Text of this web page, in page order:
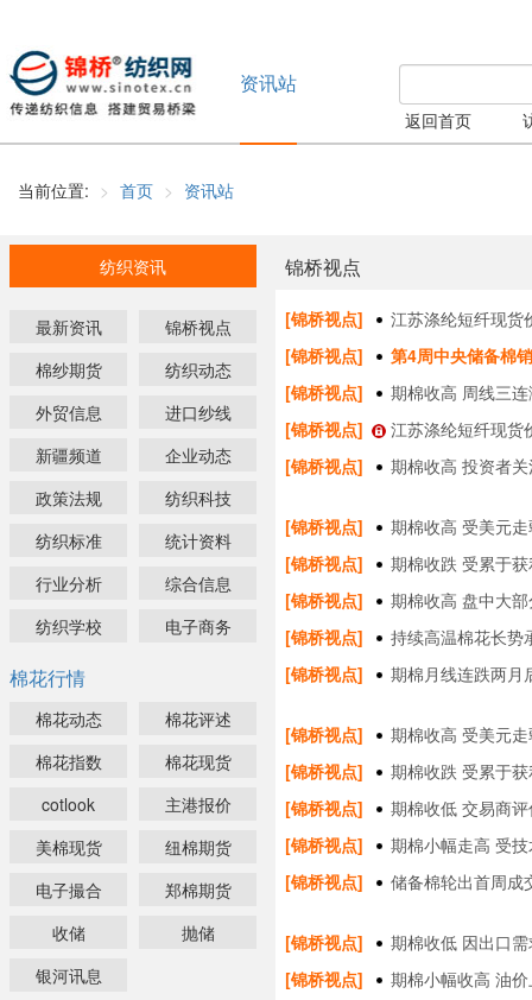
资讯站
返回首页
当前位置: 首页 资讯站
纺织资讯
最新资讯
锦桥视点
棉纱期货
纺织动态
外贸信息
进口纱线
新疆频道
企业动态
政策法规
纺织科技
纺织标准
统计资料
行业分析
综合信息
纺织学校
电子商务
棉花行情
棉花动态
棉花评述
棉花指数
棉花现货
cotlook
主港报价
美棉现货
纽棉期货
电子撮合
郑棉期货
收储
抛储
银河讯息
锦桥视点
[锦桥视点]
江苏涤纶短纤现货
[锦桥视点]
第4周中央储备棉
[锦桥视点]
期棉收高 周线三
[锦桥视点]
江苏涤纶短纤现货
[锦桥视点]
期棉收高 投资者
[锦桥视点]
期棉收高 受美元
[锦桥视点]
期棉收跌 受累于
[锦桥视点]
期棉收高 盘中大
[锦桥视点]
持续高温棉花长势
[锦桥视点]
期棉月线连跌两月
[锦桥视点]
期棉收高 受美元
[锦桥视点]
期棉收跌 受累于
[锦桥视点]
期棉收低 交易商
[锦桥视点]
期棉小幅走高 受
[锦桥视点]
储备棉轮出首周成
[锦桥视点]
期棉收低 因出口
[锦桥视点]
期棉小幅收高 油